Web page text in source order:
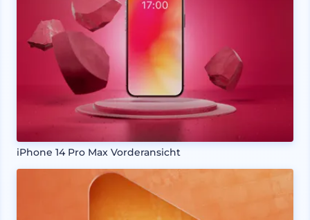
iPhone 14 Pro Max Vorderansicht